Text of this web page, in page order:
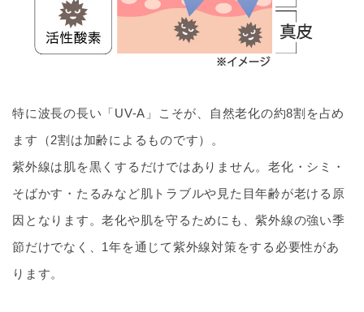
特に波長の長い「UV-A」こそが、自然老化の約8割を占め
ます（2割は加齢によるものです）。
紫外線は肌を黒くするだけではありません。老化・シミ・
そばかす・たるみなど肌トラブルや見た目年齢が老ける原
因となります。老化や肌を守るためにも、紫外線の強い季
節だけでなく、1年を通じて紫外線対策をする必要性があ
ります。